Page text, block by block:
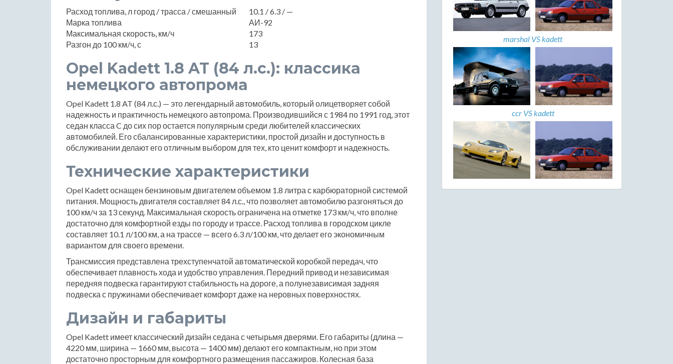
Расход топлива, л город / трасса / смешанный
10.1 / 6.3 / —
Марка топлива
АИ-92
Максимальная скорость, км/ч
173
Разгон до 100 км/ч, с
13
Opel Kadett 1.8 AT (84 л.с.): классика
немецкого автопрома
Opel Kadett 1.8 AT (84 л.с.) — это легендарный автомобиль, который олицетворяет собой
надежность и практичность немецкого автопрома. Производившийся с 1984 по 1991 год, этот
седан класса C до сих пор остается популярным среди любителей классических
автомобилей. Его сбалансированные характеристики, простой дизайн и доступность в
обслуживании делают его отличным выбором для тех, кто ценит комфорт и надежность.
Технические характеристики
Opel Kadett оснащен бензиновым двигателем объемом 1.8 литра с карбюраторной системой
питания. Мощность двигателя составляет 84 л.с., что позволяет автомобилю разгоняться до
100 км/ч за 13 секунд. Максимальная скорость ограничена на отметке 173 км/ч, что вполне
достаточно для комфортной езды по городу и трассе. Расход топлива в городском цикле
составляет 10.1 л/100 км, а на трассе — всего 6.3 л/100 км, что делает его экономичным
вариантом для своего времени.
Трансмиссия представлена трехступенчатой автоматической коробкой передач, что
обеспечивает плавность хода и удобство управления. Передний привод и независимая
передняя подвеска гарантируют стабильность на дороге, а полунезависимая задняя
подвеска с пружинами обеспечивает комфорт даже на неровных поверхностях.
Дизайн и габариты
Opel Kadett имеет классический дизайн седана с четырьмя дверями. Его габариты (длина —
4220 мм, ширина — 1660 мм, высота — 1400 мм) делают его компактным, но при этом
достаточно просторным для комфортного размещения пассажиров. Колесная база
marshal VS kadett
ccr VS kadett